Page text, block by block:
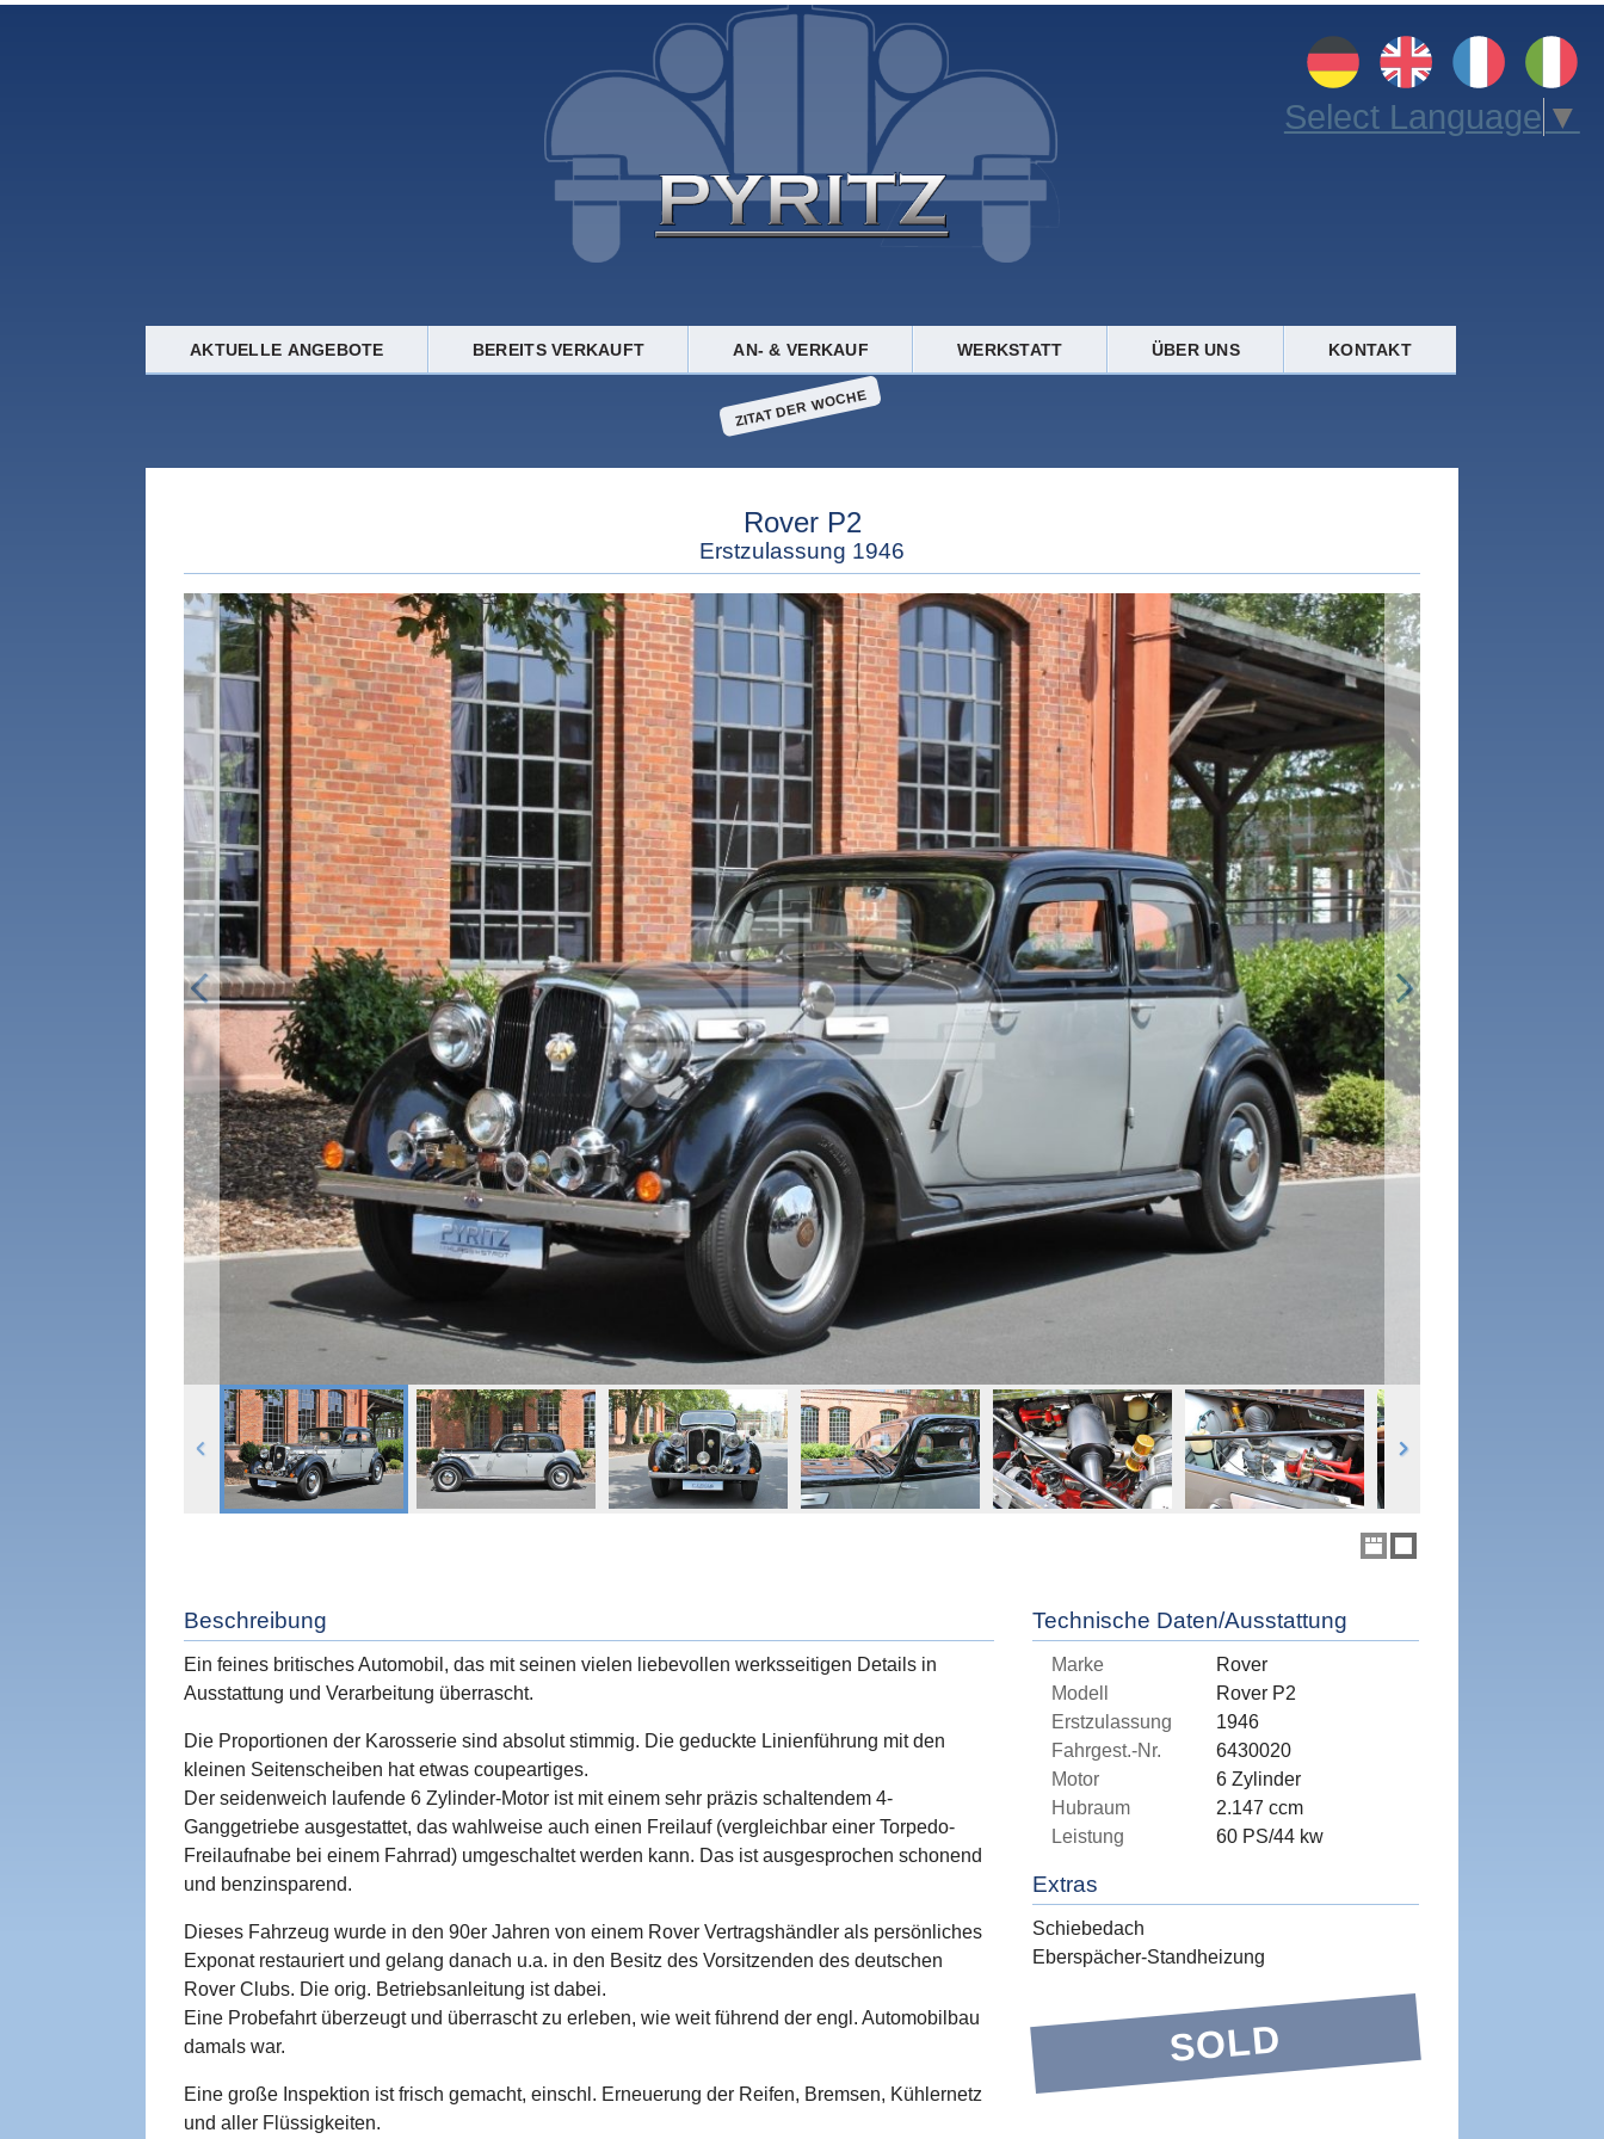
Select Language ▼
AKTUELLE ANGEBOTE BEREITS VERKAUFT AN- & VERKAUF WERKSTATT ÜBER UNS KONTAKT
ZITAT DER WOCHE
Rover P2
Erstzulassung 1946
Beschreibung
Ein feines britisches Automobil, das mit seinen vielen liebevollen werksseitigen Details in
Ausstattung und Verarbeitung überrascht.
Die Proportionen der Karosserie sind absolut stimmig. Die geduckte Linienführung mit den
kleinen Seitenscheiben hat etwas coupeartiges.
Der seidenweich laufende 6 Zylinder-Motor ist mit einem sehr präzis schaltendem 4-
Ganggetriebe ausgestattet, das wahlweise auch einen Freilauf (vergleichbar einer Torpedo-
Freilaufnabe bei einem Fahrrad) umgeschaltet werden kann. Das ist ausgesprochen schonend
und benzinsparend.
Dieses Fahrzeug wurde in den 90er Jahren von einem Rover Vertragshändler als persönliches
Exponat restauriert und gelang danach u.a. in den Besitz des Vorsitzenden des deutschen
Rover Clubs. Die orig. Betriebsanleitung ist dabei.
Eine Probefahrt überzeugt und überrascht zu erleben, wie weit führend der engl. Automobilbau
damals war.
Eine große Inspektion ist frisch gemacht, einschl. Erneuerung der Reifen, Bremsen, Kühlernetz
und aller Flüssigkeiten.
Technische Daten/Ausstattung
Marke
Rover
Modell
Rover P2
Erstzulassung
1946
Fahrgest.-Nr.
6430020
Motor
6 Zylinder
Hubraum
2.147 ccm
Leistung
60 PS/44 kw
Extras
Schiebedach
Eberspächer-Standheizung
SOLD